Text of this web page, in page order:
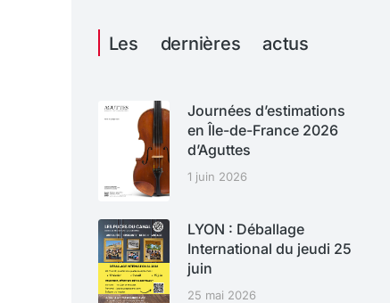
Les dernières actus
Journées d’estimations
en Île-de-France 2026
d’Aguttes
1 juin 2026
LYON : Déballage
International du jeudi 25
juin
25 mai 2026